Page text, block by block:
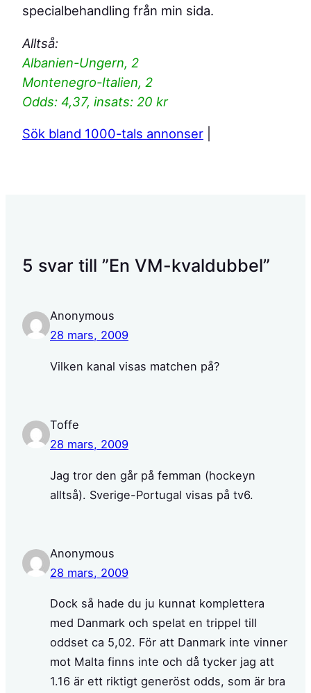
specialbehandling från min sida.
Alltså:
Albanien-Ungern, 2
Montenegro-Italien, 2
Odds: 4,37, insats: 20 kr
Sök bland 1000-tals annonser
5 svar till ”En VM-kvaldubbel”
Anonymous
28 mars, 2009
Vilken kanal visas matchen på?
Toffe
28 mars, 2009
Jag tror den går på femman (hockeyn
alltså). Sverige-Portugal visas på tv6.
Anonymous
28 mars, 2009
Dock så hade du ju kunnat komplettera
med Danmark och spelat en trippel till
oddset ca 5,02. För att Danmark inte vinner
mot Malta finns inte och då tycker jag att
1.16 är ett riktigt generöst odds, som är bra